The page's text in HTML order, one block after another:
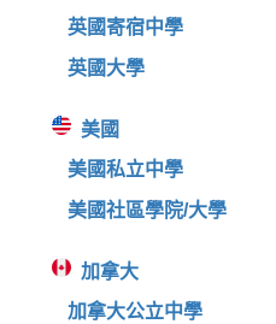
英國寄宿中學
英國大學
美國
美國私立中學
美國社區學院/大學
加拿大
加拿大公立中學